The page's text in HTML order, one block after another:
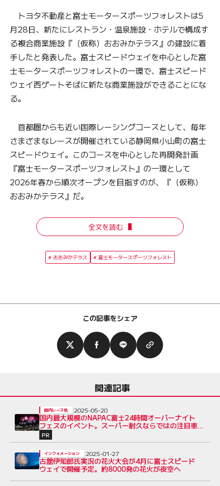
トヨタ不動産と富士モータースポーツフォレストは5
月28日、新たにレストラン・温泉施設・ホテルで構成す
る複合商業施設『（仮称）おおみかテラス』の建設に着
手したと発表した。富士スピードウェイを中心とした富
士モータースポーツフォレストの一環で、富士スピード
ウェイ西ゲートそばに新たな商業施設ができることにな
る。
首都圏からも近い国際レーシングコースとして、毎年
さまざまなレースが開催されている静岡県小山町の富士
スピードウェイ。このコースを中心とした再開発計画
『富士モータースポーツフォレスト』の一環として
2026年春から順次オープンを目指すのが、『（仮称）
おおみかテラス』だ。
全文を読む
おおみかテラス 富士モータースポーツフォレスト
この記事をシェア
関連記事
国内最大規模のNAPAC富士24時間オーバーナイト
フェスのイベント。スーパー耐久ならではの注目車両
とニューマシンを紹介
PR
国内レース他 2025-05-20
古舘伊知郎氏実況の花火大会が4月に富士スピード
ウェイで開催予定。約8000発の花火が夜空へ
インフォメーション 2025-01-27